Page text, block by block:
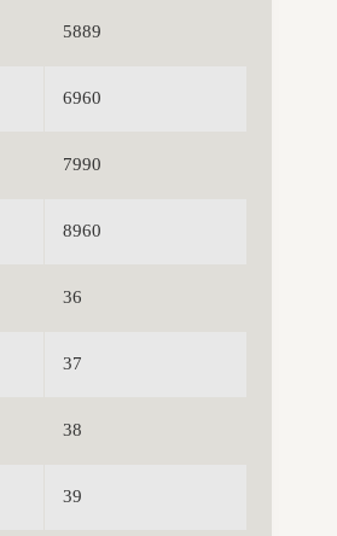
5889
6960
7990
8960
36
37
38
39